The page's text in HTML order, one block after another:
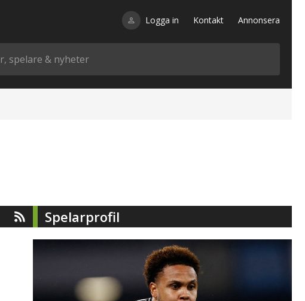
Logga in Kontakt Annonsera
Spelarprofil